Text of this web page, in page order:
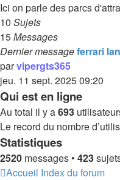
Ici on parle des parcs
10 Sujets
15Messages
Dernier messageferrari
parvipergts365
jeu. 11 sept. 2025 09:20
Qui est en ligne
Au total il y a693
Le record du nombre
Statistiques
2520 messages • 423
Accueil Index du forum